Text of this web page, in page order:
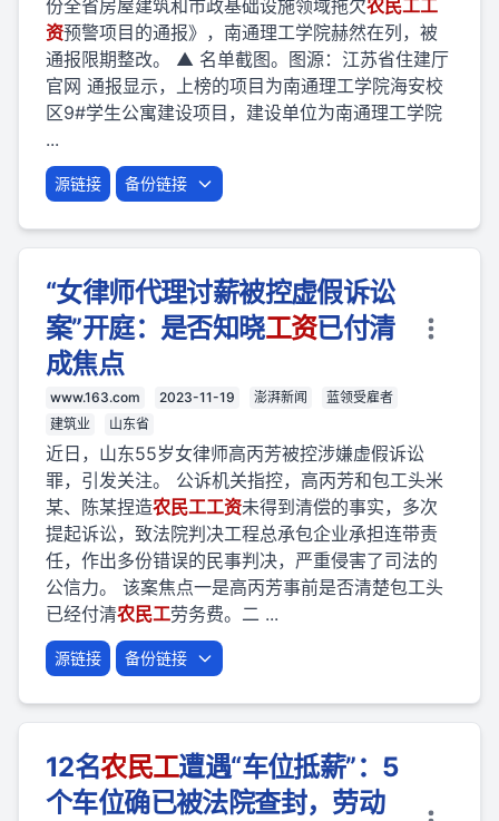
份全省房屋建筑和市政基础设施领域拖欠农民工工
资预警项目的通报》，南通理工学院赫然在列，被
通报限期整改。 ▲ 名单截图。图源：江苏省住建厅
官网 通报显示，上榜的项目为南通理工学院海安校
区9#学生公寓建设项目，建设单位为南通理工学院
...
源链接 备份链接
“女律师代理讨薪被控虚假诉讼
案”开庭：是否知晓工资已付清
成焦点
www.163.com 2023-11-19 澎湃新闻
蓝领受雇者
建筑业
山东省
近日，山东55岁女律师高丙芳被控涉嫌虚假诉讼
罪，引发关注。 公诉机关指控，高丙芳和包工头米
某、陈某捏造农民工工资未得到清偿的事实，多次
提起诉讼，致法院判决工程总承包企业承担连带责
任，作出多份错误的民事判决，严重侵害了司法的
公信力。 该案焦点一是高丙芳事前是否清楚包工头
已经付清农民工劳务费。二 ...
源链接 备份链接
12名农民工遭遇“车位抵薪”：5
个车位确已被法院查封，劳动